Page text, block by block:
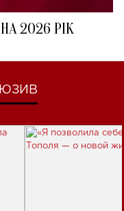
2026 РІК